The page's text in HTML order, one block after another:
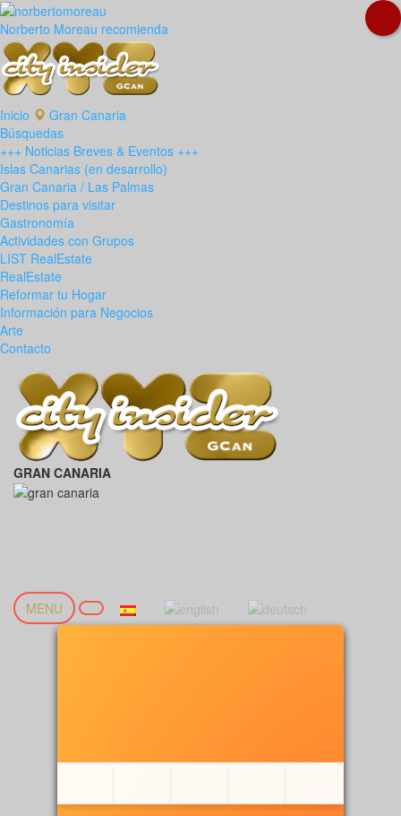
Norberto Moreau recomienda
Inicio
Gran Canaria
Búsquedas
+++ Noticias Breves & Eventos +++
Islas Canarias (en desarrollo)
Gran Canaria / Las Palmas
Destinos para visitar
Gastronomía
Actividades con Grupos
LIST RealEstate
RealEstate
Reformar tu Hogar
Información para Negocios
Arte
Contacto
GRAN CANARIA
MENU